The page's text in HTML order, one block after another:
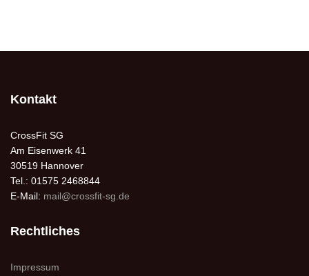
Kontakt
CrossFit SG
Am Eisenwerk 41
30519 Hannover
Tel.: 01575 2468844
E-Mail: mail@crossfit-sg.de
Rechtliches
Impressum